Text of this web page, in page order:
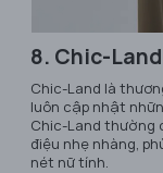
8. Chic-Land
Chic-Land là
luôn cập nhật
Chic-Land thường
điệu nhẹ nhàng,
nét nữ tính.